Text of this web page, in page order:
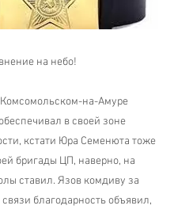
на небо!
на-Амуре
в своей зоне
кстати Юра Семенюта тоже
бригады ЦП, наверно, на
ставил. Язов комдиву за
благодарность объявил,